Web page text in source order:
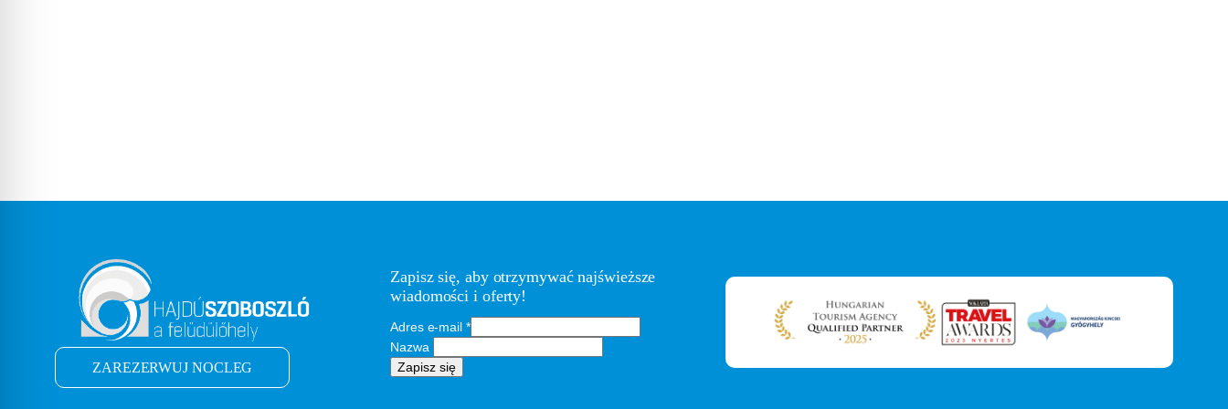
ZAREZERWUJ NOCLEG
Zapisz się, aby otrzymywać najświeższe
wiadomości i oferty!
Adres e-mail *
Nazwa